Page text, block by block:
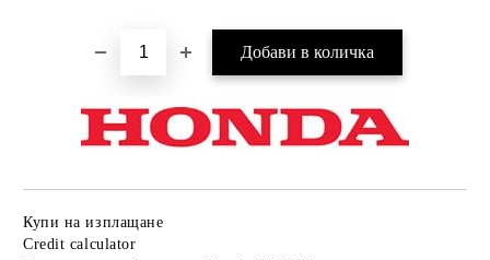
Купи на изплащане
Credit calculator